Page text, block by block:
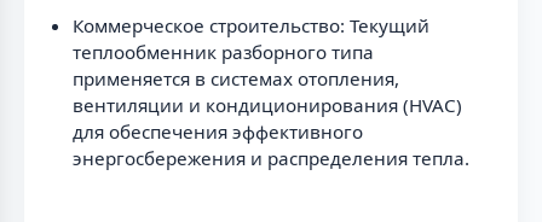
Коммерческое строительство: Текущий
теплообменник разборного типа
применяется в системах отопления,
вентиляции и кондиционирования (HVAC)
для обеспечения эффективного
энергосбережения и распределения тепла.